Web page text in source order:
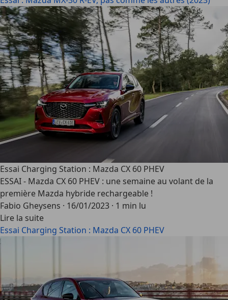
Essai Charging Station : Mazda CX 60 PHEV
ESSAI - Mazda CX 60 PHEV : une semaine au volant de la
première Mazda hybride rechargeable !
Fabio Gheysens · 16/01/2023 · 1 min lu
Lire la suite
Essai Charging Station : Mazda CX 60 PHEV